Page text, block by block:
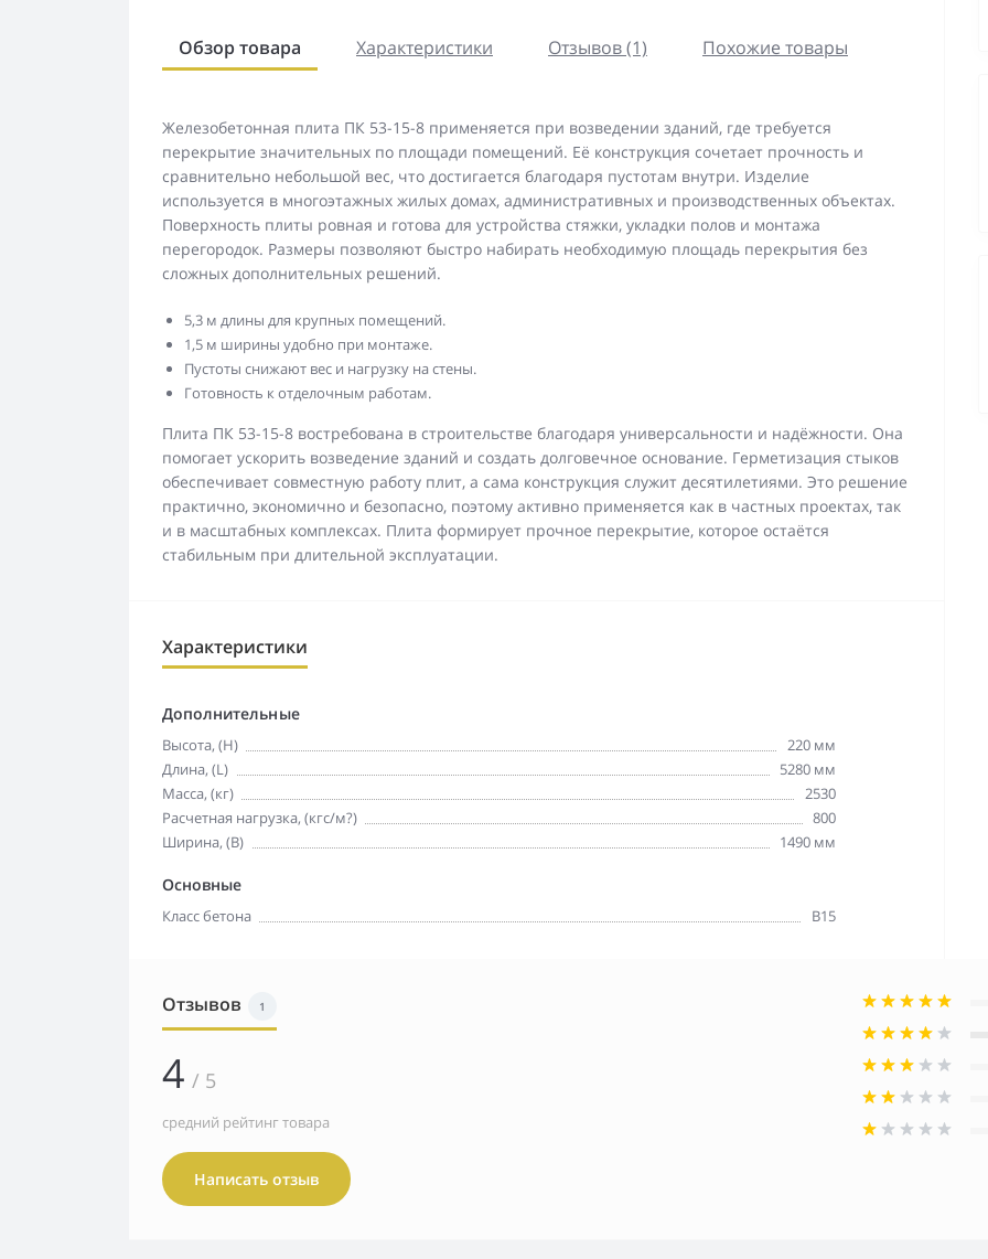
Обзор товара Характеристики Отзывов (1) Похожие товары
Железобетонная плита ПК 53-15-8 применяется при возведении зданий, где требуется
перекрытие значительных по площади помещений. Её конструкция сочетает прочность и
сравнительно небольшой вес, что достигается благодаря пустотам внутри. Изделие
используется в многоэтажных жилых домах, административных и производственных объектах.
Поверхность плиты ровная и готова для устройства стяжки, укладки полов и монтажа
перегородок. Размеры позволяют быстро набирать необходимую площадь перекрытия без
сложных дополнительных решений.
5,3 м длины для крупных помещений.
1,5 м ширины удобно при монтаже.
Пустоты снижают вес и нагрузку на стены.
Готовность к отделочным работам.
Плита ПК 53-15-8 востребована в строительстве благодаря универсальности и надёжности. Она
помогает ускорить возведение зданий и создать долговечное основание. Герметизация стыков
обеспечивает совместную работу плит, а сама конструкция служит десятилетиями. Это решение
практично, экономично и безопасно, поэтому активно применяется как в частных проектах, так
и в масштабных комплексах. Плита формирует прочное перекрытие, которое остаётся
стабильным при длительной эксплуатации.
Характеристики
Дополнительные
Высота, (H)
220 мм
Длина, (L)
5280 мм
Масса, (кг)
2530
Расчетная нагрузка, (кгс/м?)
800
Ширина, (B)
1490 мм
Основные
Класс бетона В15
Отзывов 1
4 / 5
средний рейтинг товара
Написать отзыв